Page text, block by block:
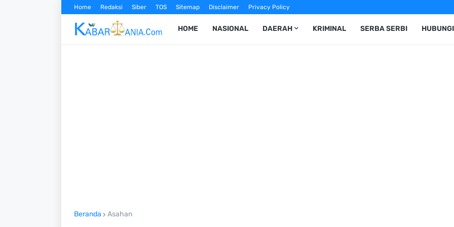
Home Redaksi Siber TOS Sitemap Disclaimer Privacy Policy
HOME NASIONAL DAERAH KRIMINAL SERBA SERBI
Beranda Asahan